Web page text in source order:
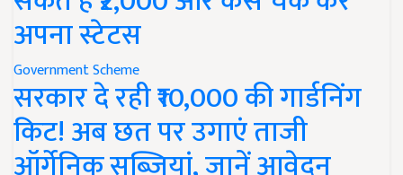
अपना स्टेटस
Government Scheme
सरकार दे रही ₹10,000 की गार्डनिंग
किट! अब छत पर उगाएं ताजी